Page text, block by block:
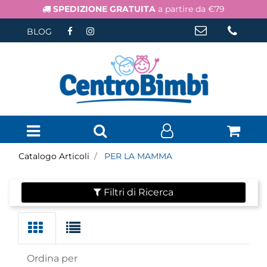
SPEDIZIONE GRATUITA a partire da €79
BLOG
Open menu
Catalogo Articoli PER LA MAMMA
Filtri di Ricerca
Ordina per